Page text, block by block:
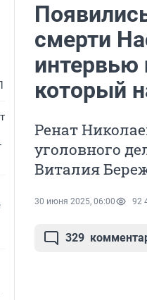
смерти
интервью
который
Ренат
уголовного
Виталия
30 июня 2025, 06:00 92
329